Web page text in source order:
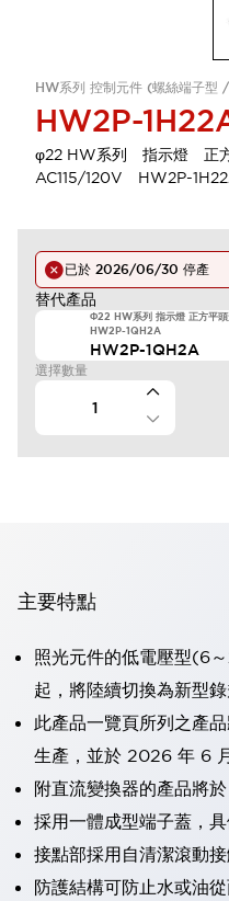
HW系列 控制元件 (螺絲端子型
HW2P-
φ22 HW系列 指示燈 正
AC115/120V HW2P-
已於 2026/06/30 停產
替代產品
Φ22 HW系列 指示燈 正方平
HW2P-1QH2A
HW2P-1QH2A
選擇數量
主要特點
照光元件的低電壓型(6
起，將陸續切換為新型錄
此產品一覽頁所列之產
生產，並於 2026 年 6 月
附直流變換器的產品將
採用一體成型端子蓋，
接點部採用自清潔滾動
防護結構可防止水或油